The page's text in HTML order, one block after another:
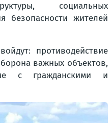
социальных
безопасности жителей
противодействие
важных объектов,
с гражданскими и